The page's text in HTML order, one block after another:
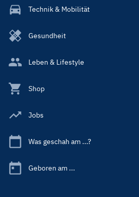
Technik & Mobilität
Gesundheit
Leben & Lifestyle
Shop
Jobs
Was geschah am ...?
Geboren am ...